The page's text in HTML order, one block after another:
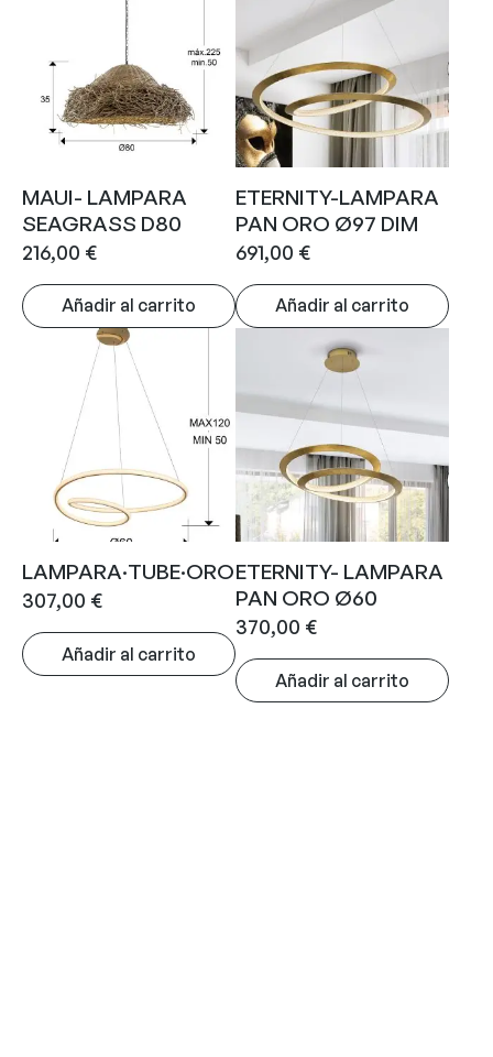
MAUI- LAMPARA
SEAGRASS D80
216,00 €
Añadir al carrito
ETERNITY-LAMPARA
PAN ORO Ø97 DIM
691,00 €
Añadir al carrito
LAMPARA·TUBE·ORO
307,00 €
Añadir al carrito
ETERNITY- LAMPARA
PAN ORO Ø60
370,00 €
Añadir al carrito